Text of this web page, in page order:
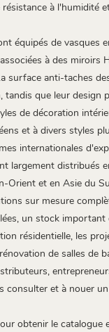
à l'humidité
équipés de vasques
à des miroirs
surface anti-taches
tandis que leur design
de décoration
et à divers styles
internationales
largement distribués
Orient et en Asie du
sur mesure
un stock important
résidentielle, les
de salles de
consulter et à nouer
obtenir le catalogue